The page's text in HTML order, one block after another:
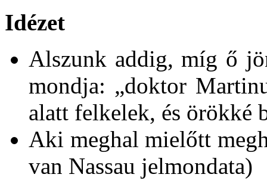
Idézet
Alszunk addig, míg ő
mondja: „doktor
alatt felkelek, és örökké
Aki meghal mielőtt
van Nassau jelmondata)